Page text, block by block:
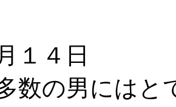
１４日
数の男にはと